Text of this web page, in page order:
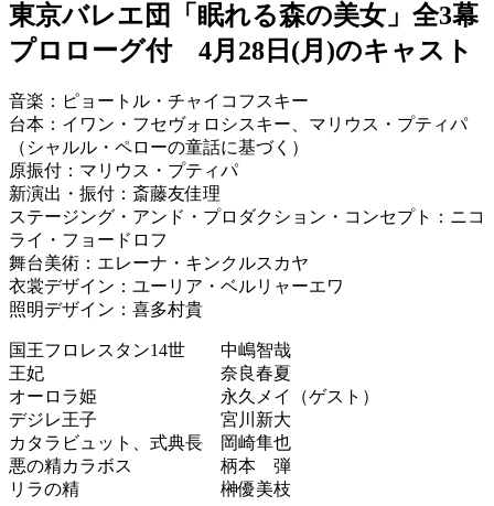
東京バレエ団「眠れる森の美女」全3幕
プロローグ付 4月28日(月)のキャスト
音楽：ピョートル・チャイコフスキー
台本：イワン・フセヴォロシスキー、マリウス・プティパ
（シャルル・ペローの童話に基づく）
原振付：マリウス・プティパ
新演出・振付：斎藤友佳理
ステージング・アンド・プロダクション・コンセプト：ニコ
ライ・フョードロフ
舞台美術：エレーナ・キンクルスカヤ
衣裳デザイン：ユーリア・ベルリャーエワ
照明デザイン：喜多村貴
国王フロレスタン14世 中嶋智哉
王妃 奈良春夏
オーロラ姫 永久メイ（ゲスト）
デジレ王子 宮川新大
カタラビュット、式典長 岡崎隼也
悪の精カラボス 柄本 弾
リラの精 榊優美枝